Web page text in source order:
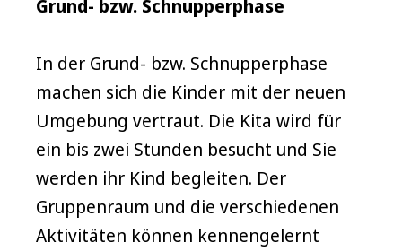
Grund- bzw. Schnupperphase
In der Grund- bzw. Schnupperphase
machen sich die Kinder mit der neuen
Umgebung vertraut. Die Kita wird für
ein bis zwei Stunden besucht und Sie
werden ihr Kind begleiten. Der
Gruppenraum und die verschiedenen
Aktivitäten können kennengelernt